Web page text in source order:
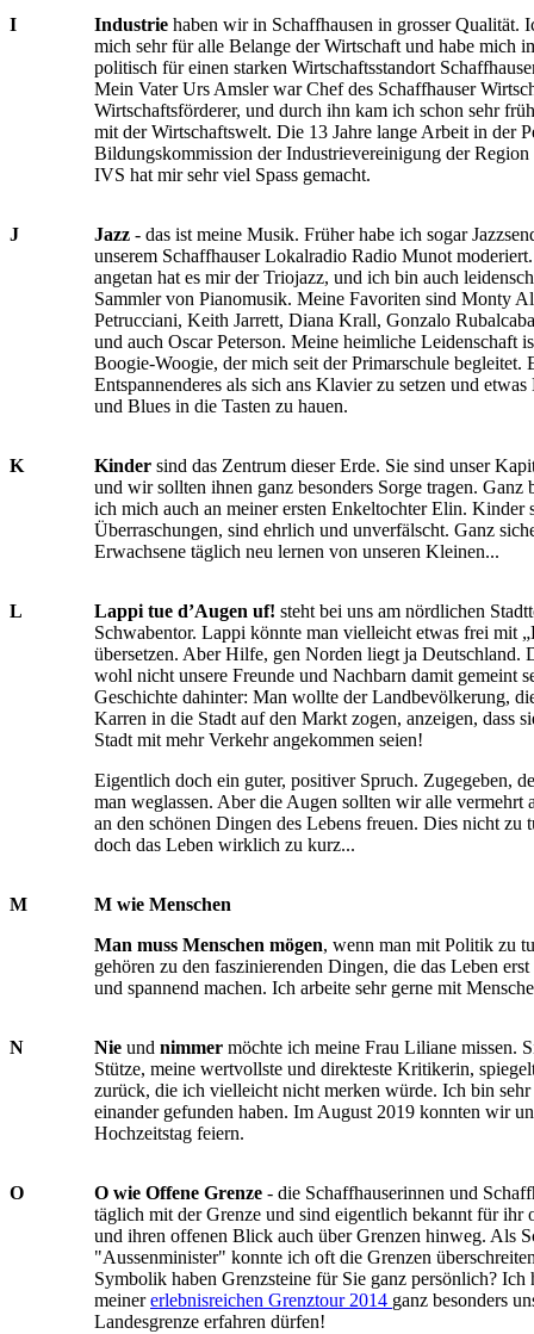
I Industrie haben wir in Schaffhausen in grosser Qualität.
mich sehr für alle Belange der Wirtschaft und habe mich
politisch für einen starken Wirtschaftsstandort
Mein Vater Urs Amsler war Chef des Schaffhauser
Wirtschaftsförderer, und durch ihn kam ich schon sehr
mit der Wirtschaftswelt. Die 13 Jahre lange Arbeit in der
Bildungskommission der Industrievereinigung der Region
IVS hat mir sehr viel Spass gemacht.
J Jazz - das ist meine Musik. Früher habe ich sogar
unserem Schaffhauser Lokalradio Radio Munot
angetan hat es mir der Triojazz, und ich bin auch
Sammler von Pianomusik. Meine Favoriten sind Monty
Petrucciani, Keith Jarrett, Diana Krall, Gonzalo
und auch Oscar Peterson. Meine heimliche Leidenschaft
Boogie-Woogie, der mich seit der Primarschule begleitet.
Entspannenderes als sich ans Klavier zu setzen und
und Blues in die Tasten zu hauen.
K Kinder sind das Zentrum dieser Erde. Sie sind unser
und wir sollten ihnen ganz besonders Sorge tragen. Ganz
ich mich auch an meiner ersten Enkeltochter Elin. Kinder
Überraschungen, sind ehrlich und unverfälscht. Ganz
Erwachsene täglich neu lernen von unseren Kleinen...
L Lappi tue d’Augen uf! steht bei uns am nördlichen
Schwabentor. Lappi könnte man vielleicht etwas frei mit
übersetzen. Aber Hilfe, gen Norden liegt ja Deutschland.
wohl nicht unsere Freunde und Nachbarn damit gemeint
Geschichte dahinter: Man wollte der Landbevölkerung,
Karren in die Stadt auf den Markt zogen, anzeigen, dass
Stadt mit mehr Verkehr angekommen seien!
Eigentlich doch ein guter, positiver Spruch. Zugegeben,
man weglassen. Aber die Augen sollten wir alle vermehrt
an den schönen Dingen des Lebens freuen. Dies nicht zu
doch das Leben wirklich zu kurz...
M
M wie Menschen
Man muss Menschen mögen, wenn man mit Politik zu
gehören zu den faszinierenden Dingen, die das Leben erst
und spannend machen. Ich arbeite sehr gerne mit
N Nie und nimmer möchte ich meine Frau Liliane missen.
Stütze, meine wertvollste und direkteste Kritikerin,
zurück, die ich vielleicht nicht merken würde. Ich bin
einander gefunden haben. Im August 2019 konnten wir
Hochzeitstag feiern.
O O wie Offene Grenze - die Schaffhauserinnen und
täglich mit der Grenze und sind eigentlich bekannt für ihr
und ihren offenen Blick auch über Grenzen hinweg. Als
"Aussenminister" konnte ich oft die Grenzen
Symbolik haben Grenzsteine für Sie ganz persönlich? Ich
meinererlebnisreichen Grenztour 2014 ganz besonders
Landesgrenze erfahren dürfen!